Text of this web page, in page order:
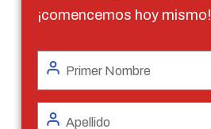
¡comencemos hoy mismo!